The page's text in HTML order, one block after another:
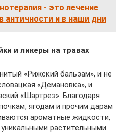
- это лечение
античности и в наши дни
и ликеры на травах
«Рижский бальзам», и не
«Демановка», и
«Шартрез». Благодаря
ягодам и прочим дарам
ароматные жидкости,
растительными